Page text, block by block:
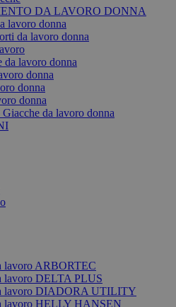
DA LAVORO DONNA
lavoro donna
da lavoro donna
da lavoro donna
donna
donna
donna
da lavoro donna
lavoro ARBORTEC
lavoro DELTA PLUS
lavoro DIADORA UTILITY
lavoro HELLY HANSEN